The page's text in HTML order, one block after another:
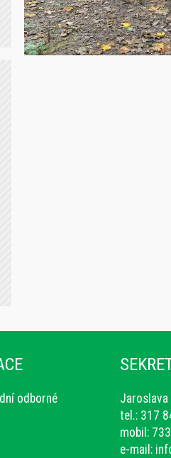
odborné
Jaroslava
tel.: 317
mobil:
e-mail: